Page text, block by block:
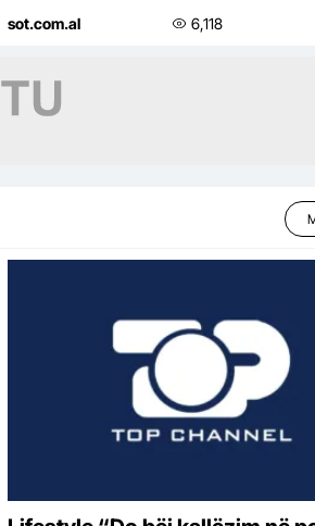
pyjore në 4 fshatra
sot.com.al 6,118